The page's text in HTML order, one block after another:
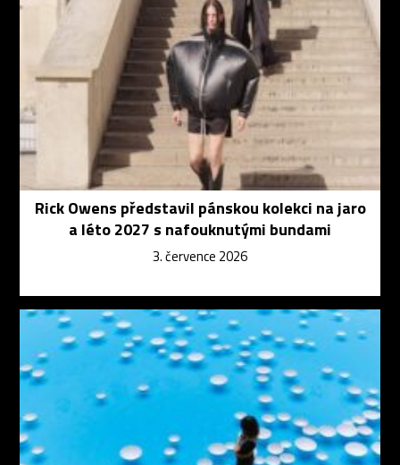
Rick Owens představil pánskou kolekci na jaro
a léto 2027 s nafouknutými bundami
3. července 2026